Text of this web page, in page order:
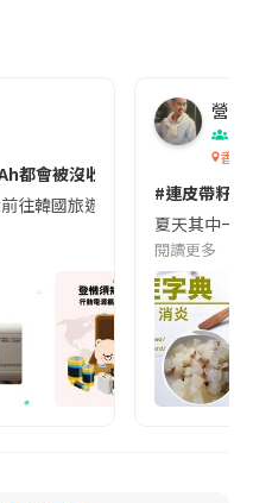
都會被沒收😱出發前切記檢查
前往韓國旅遊的民眾，近期要
營養
香港
#連皮帶籽
夏天其中一
閱讀更多